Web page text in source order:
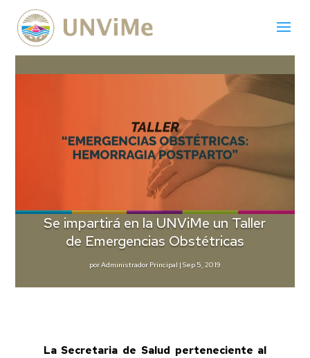
Se impartirá en la UNViMe un Taller
de Emergencias Obstétricas
porAdministrador Principal | Sep 5, 2019
La Secretaria de Salud perteneciente al